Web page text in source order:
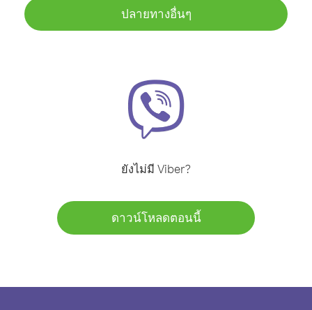
ปลายทางอื่นๆ
ยังไม่มี Viber?
ดาวน์โหลดตอนนี้